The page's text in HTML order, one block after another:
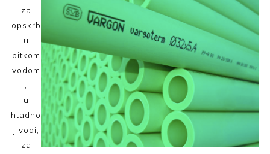
za
opskrb
u
pitkom
vodom
,
u
hladno
j vodi,
za